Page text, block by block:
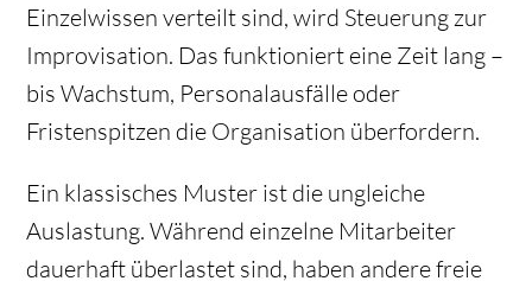
Einzelwissen verteilt sind, wird Steuerung zur
Improvisation. Das funktioniert eine Zeit lang –
bis Wachstum, Personalausfälle oder
Fristenspitzen die Organisation überfordern.
Ein klassisches Muster ist die ungleiche
Auslastung. Während einzelne Mitarbeiter
dauerhaft überlastet sind, haben andere freie